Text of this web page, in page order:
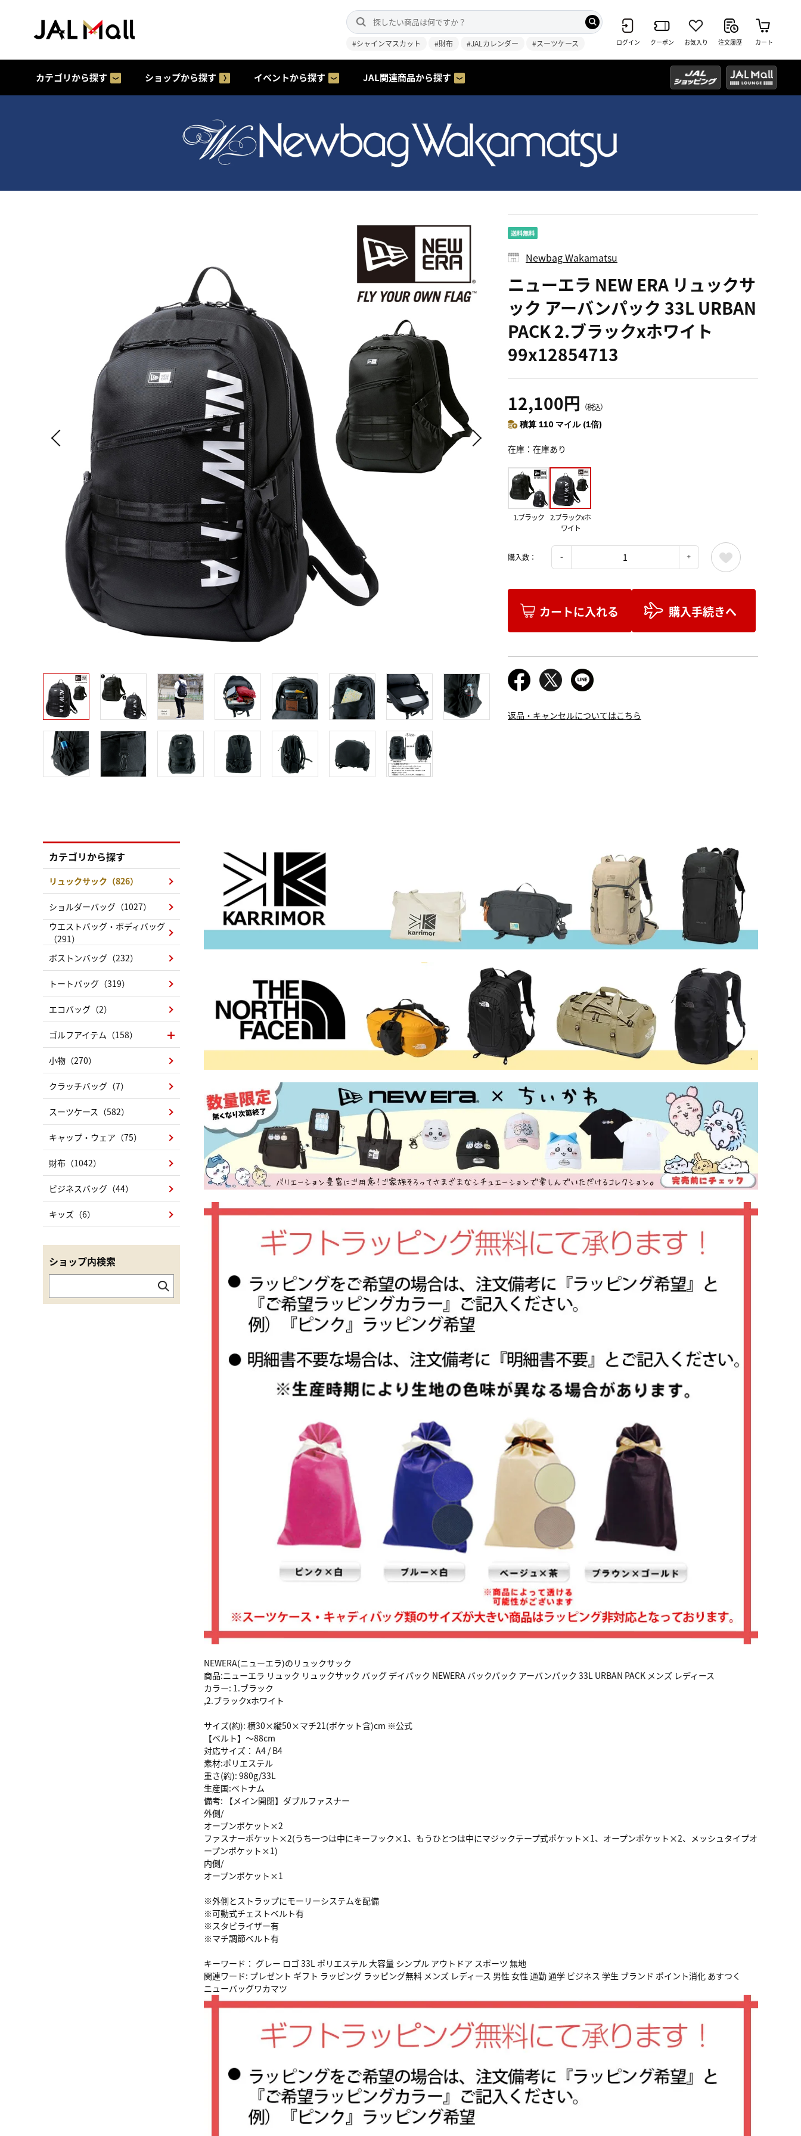
#シャインマスカット #財布 #JALカレンダー #スーツケース ログイン クーポン お気入り 注文履歴 カート
カテゴリから探す ショップから探す イベントから探す JAL関連商品から探す
Newbag Wakamatsu
ニューエラ NEW ERA リュックサ
ック アーバンパック 33L URBAN
PACK 2.ブラックxホワイト
99x12854713
12,100円 （税込）
積算 110 マイル (1倍)
在庫 在庫あり
1.ブラック 2.ブラックxホ
ワイト
購入数：
カートに入れる 購入手続きへ
返品・キャンセルについてはこちら
NEWERA(ニューエラ)のリュックサック
商品:ニューエラ リュック リュックサック バッグ デイパック NEWERA バックパック アーバンパック 33L URBAN PACK メンズ レディース
カラー: 1.ブラック
,2.ブラックxホワイト
サイズ(約): 横30×縦50×マチ21(ポケット含)cm ※公式
【ベルト】～88cm
対応サイズ： A4 / B4
素材:ポリエステル
重さ(約): 980g/33L
生産国:ベトナム
備考: 【メイン開閉】ダブルファスナー
外側/
オープンポケット×2
ファスナーポケット×2(うち一つは中にキーフック×1、もうひとつは中にマジックテープ式ポケット×1、オープンポケット×2、メッシュタイプオ
ープンポケット×1)
内側/
オープンポケット×1
※外側とストラップにモーリーシステムを配備
※可動式チェストベルト有
※スタビライザー有
※マチ調節ベルト有
キーワード： グレー ロゴ 33L ポリエステル 大容量 シンプル アウトドア スポーツ 無地
関連ワード: プレゼント ギフト ラッピング ラッピング無料 メンズ レディース 男性 女性 通勤 通学 ビジネス 学生 ブランド ポイント消化 あすつく
ニューバッグワカマツ
カテゴリから探す
リュックサック（826）
ショルダーバッグ（1027）
ウエストバッグ・ボディバッグ
（291）
ボストンバッグ（232）
トートバッグ（319）
エコバッグ（2）
ゴルフアイテム（158）
小物（270）
クラッチバッグ（7）
スーツケース（582）
キャップ・ウェア（75）
財布（1042）
ビジネスバッグ（44）
キッズ（6）
ショップ内検索